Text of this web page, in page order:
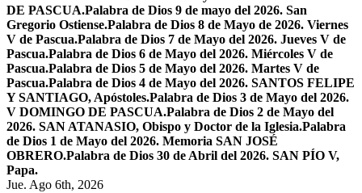
DE PASCUA.Palabra de Dios 9 de mayo del 2026. San
Gregorio Ostiense.Palabra de Dios 8 de Mayo de 2026. Viernes
V de Pascua.Palabra de Dios 7 de Mayo del 2026. Jueves V de
Pascua.Palabra de Dios 6 de Mayo del 2026. Miércoles V de
Pascua.Palabra de Dios 5 de Mayo del 2026. Martes V de
Pascua.Palabra de Dios 4 de Mayo del 2026. SANTOS FELIPE
Y SANTIAGO, Apóstoles.Palabra de Dios 3 de Mayo del 2026.
V DOMINGO DE PASCUA.Palabra de Dios 2 de Mayo del
2026. SAN ATANASIO, Obispo y Doctor de la Iglesia.Palabra
de Dios 1 de Mayo del 2026. Memoria SAN JOSÉ
OBRERO.Palabra de Dios 30 de Abril del 2026. SAN PÍO V,
Papa.
Jue. Ago 6th, 2026